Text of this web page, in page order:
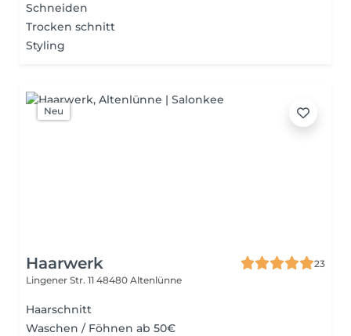
Schneiden
Trocken schnitt
Styling
Neu
Haarwerk
23
Lingener Str. 11 48480 Altenlünne
Haarschnitt
Waschen / Föhnen ab 50€